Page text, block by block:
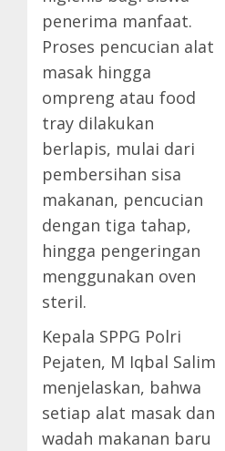
penerima manfaat.
Proses pencucian alat
masak hingga
ompreng atau food
tray dilakukan
berlapis, mulai dari
pembersihan sisa
makanan, pencucian
dengan tiga tahap,
hingga pengeringan
menggunakan oven
steril.
Kepala SPPG Polri
Pejaten, M Iqbal Salim
menjelaskan, bahwa
setiap alat masak dan
wadah makanan baru